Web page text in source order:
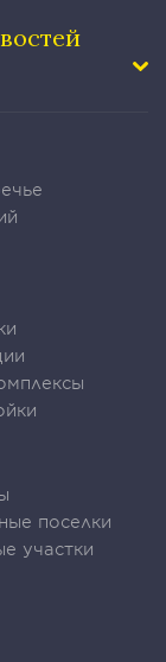
поселки
участки